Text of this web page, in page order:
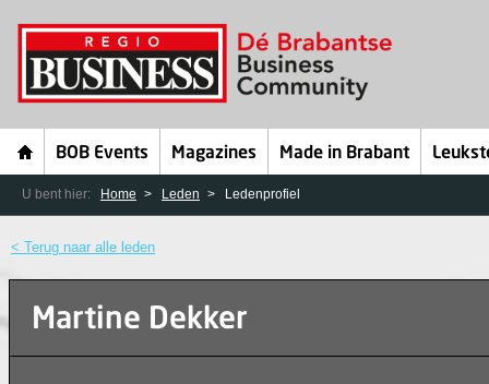
BOB Events Magazines Made in Brabant
U bent hier: Home Leden Ledenprofiel
< Terug naar alle leden
Martine Dekker